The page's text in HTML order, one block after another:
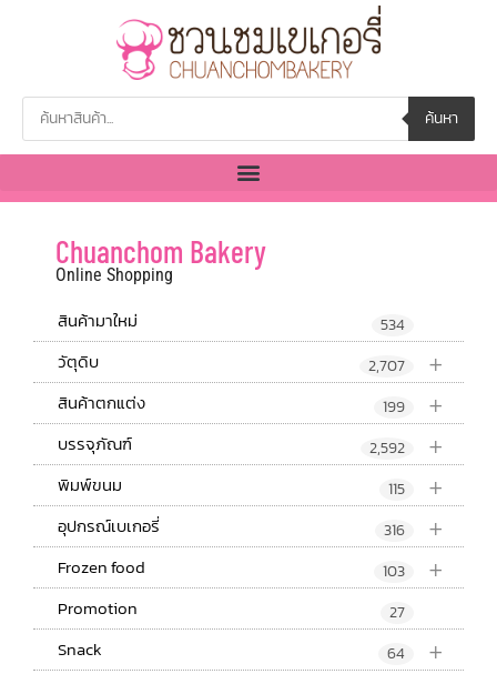
ค้นหา
Chuanchom Bakery
Online Shopping
สินค้ามาใหม่ 534
+
วัตุดิบ 2,707
+
สินค้าตกแต่ง 199
+
บรรจุภัณฑ์ 2,592
+
พิมพ์ขนม 115
+
อุปกรณ์เบเกอรี่ 316
+
Frozen food 103
Promotion 27
+
Snack 64